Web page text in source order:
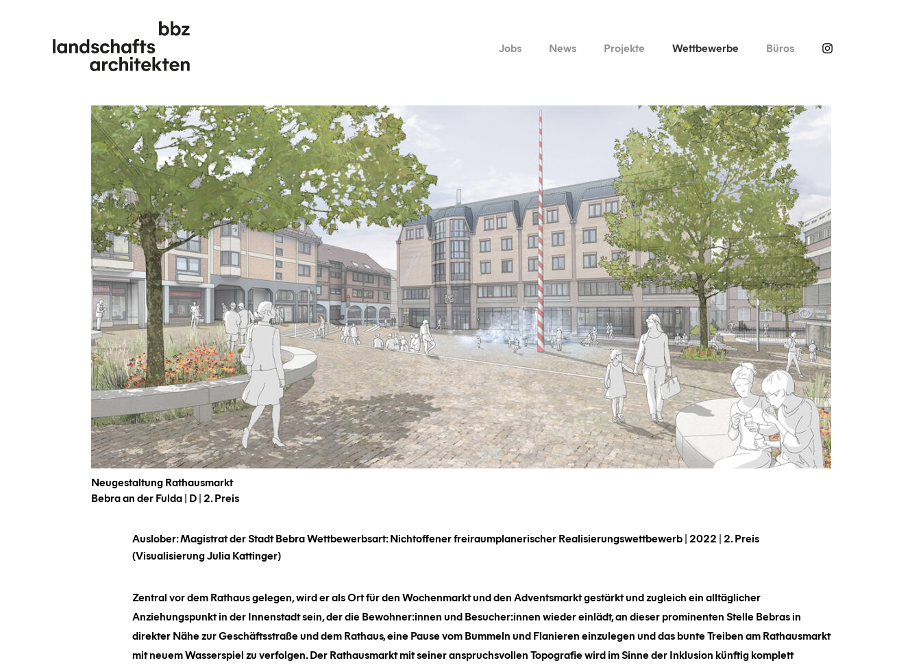
Büros
Wettbewerbe
Projekte
News
Jobs
Neugestaltung Rathausmarkt
Bebra an der Fulda | D | 2. Preis
Auslober:Magistrat der Stadt BebraWettbewerbsart:Nichtoffener freiraumplanerischer Realisierungswettbewerb | 2022 | 2. Preis
(Visualisierung Julia Kattinger)
Zentral vor dem Rathaus gelegen, wird er als Ort für den Wochenmarkt und den Adventsmarkt gestärkt und zugleich ein alltäglicher
Anziehungspunkt in der Innenstadt sein, der die Bewohner:innen und Besucher:innen wieder einlädt, an dieser prominenten Stelle Bebras in
direkter Nähe zur Geschäftsstraße und dem Rathaus, eine Pause vom Bummeln und Flanieren einzulegen und das bunte Treiben am Rathausmarkt
mit neuem Wasserspiel zu verfolgen. Der Rathausmarkt mit seiner anspruchsvollen Topografie wird im Sinne der Inklusion künftig komplett